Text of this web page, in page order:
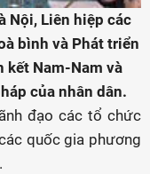
Nội, Liên hiệp các
bình và Phát triển
Nam-Nam và
của nhân dân.
đạo các tổ chức
quốc gia phương